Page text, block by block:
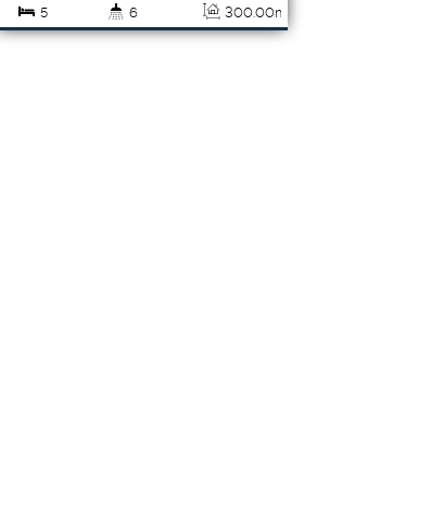
5
6
300.00m²